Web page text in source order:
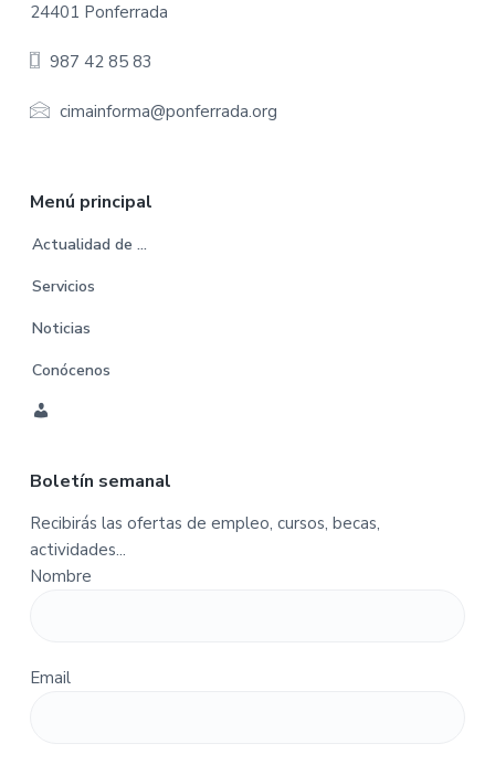
24401 Ponferrada
987 42 85 83
cimainforma@ponferrada.org
Menú principal
Actualidad de …
Servicios
Noticias
Conócenos
e
t
a
-
i
Boletín semanal
Recibirás las ofertas de empleo, cursos, becas,
actividades...
Nombre
Email